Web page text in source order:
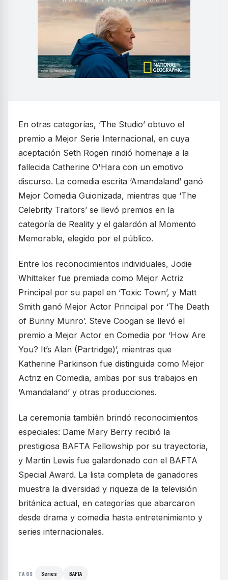
En otras categorías, ‘The Studio’ obtuvo el
premio a Mejor Serie Internacional, en cuya
aceptación Seth Rogen rindió homenaje a la
fallecida Catherine O'Hara con un emotivo
discurso. La comedia escrita ‘Amandaland’ ganó
Mejor Comedia Guionizada, mientras que ‘The
Celebrity Traitors’ se llevó premios en la
categoría de Reality y el galardón al Momento
Memorable, elegido por el público.
Entre los reconocimientos individuales, Jodie
Whittaker fue premiada como Mejor Actriz
Principal por su papel en ‘Toxic Town’, y Matt
Smith ganó Mejor Actor Principal por ‘The Death
of Bunny Munro’. Steve Coogan se llevó el
premio a Mejor Actor en Comedia por ‘How Are
You? It’s Alan (Partridge)’, mientras que
Katherine Parkinson fue distinguida como Mejor
Actriz en Comedia, ambas por sus trabajos en
‘Amandaland’ y otras producciones.
La ceremonia también brindó reconocimientos
especiales: Dame Mary Berry recibió la
prestigiosa BAFTA Fellowship por su trayectoria,
y Martin Lewis fue galardonado con el BAFTA
Special Award. La lista completa de ganadores
muestra la diversidad y riqueza de la televisión
británica actual, en categorías que abarcaron
desde drama y comedia hasta entretenimiento y
series internacionales.
TAGS Series BAFTA